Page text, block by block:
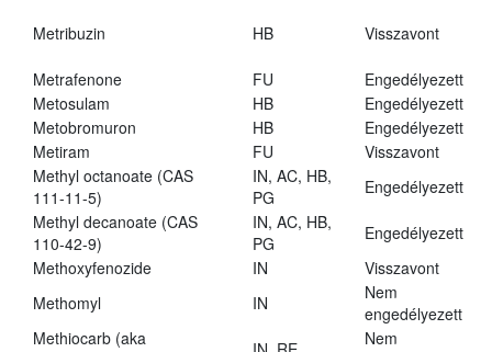
Metribuzin HB Visszavont
Metrafenone FU
Engedélyezett
Metosulam
HB
Engedélyezett
Metobromuron
HB
Engedélyezett
Metiram
FU
Visszavont
Methyl octanoate (CAS
111-11-5)
IN, AC, HB,
PG
Engedélyezett
Methyl decanoate (CAS
110-42-9)
IN, AC, HB,
PG
Engedélyezett
Methoxyfenozide
IN
Visszavont
Methomyl
IN
Nem
engedélyezett
Methiocarb (aka
Nem